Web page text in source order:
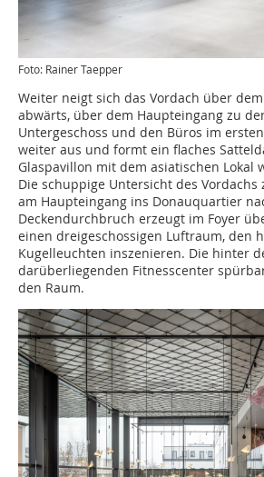
Foto: Rainer Taepper
Weiter neigt sich das Vordach über
abwärts, über dem Haupteingang zu
Untergeschoss und den Büros im
weiter aus und formt ein flaches
Glaspavillon mit dem asiatischen Lokal
Die schuppige Untersicht des
am Haupteingang ins Donauquartier
Deckendurchbruch erzeugt im Foyer
einen dreigeschossigen Luftraum, den
Kugelleuchten inszenieren. Die hinter
darüberliegenden Fitnesscenter
den Raum.